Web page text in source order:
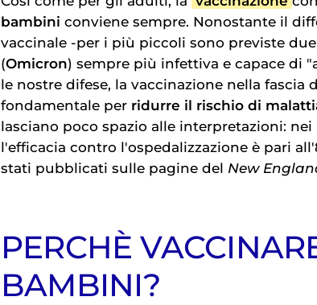
bambini conviene sempre. Nonostante il
vaccinale -per i più piccoli sono previste
(Omicron) sempre più infettiva e capace di
le nostre difese, la vaccinazione nella fascia
fondamentale per ridurre il rischio di
lasciano poco spazio alle interpretazioni:
l'efficacia contro l'ospedalizzazione è pari
stati pubblicati sulle pagine del New
PERCHÈ
BAMBINI?